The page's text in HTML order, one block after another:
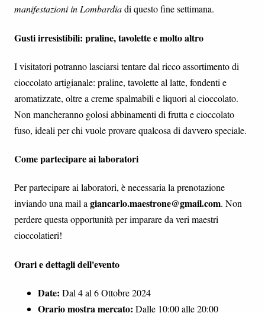
manifestazioni in Lombardiadi questo fine settimana.
Gusti irresistibili: praline, tavolette e molto altro
I visitatori potranno lasciarsi tentare dal ricco assortimento di
cioccolato artigianale: praline, tavolette al latte, fondenti e
aromatizzate, oltre a creme spalmabili e liquori al cioccolato.
Non mancheranno golosi abbinamenti di frutta e cioccolato
fuso, ideali per chi vuole provare qualcosa di davvero speciale.
Come partecipare ai laboratori
Per partecipare ai laboratori, è necessaria la prenotazione
inviando una mail agiancarlo.maestrone@gmail.com. Non
perdere questa opportunità per imparare da veri maestri
cioccolatieri!
Orari e dettagli dell'evento
Date: Dal 4 al 6 Ottobre 2024
Orario mostra mercato: Dalle 10:00 alle 20:00